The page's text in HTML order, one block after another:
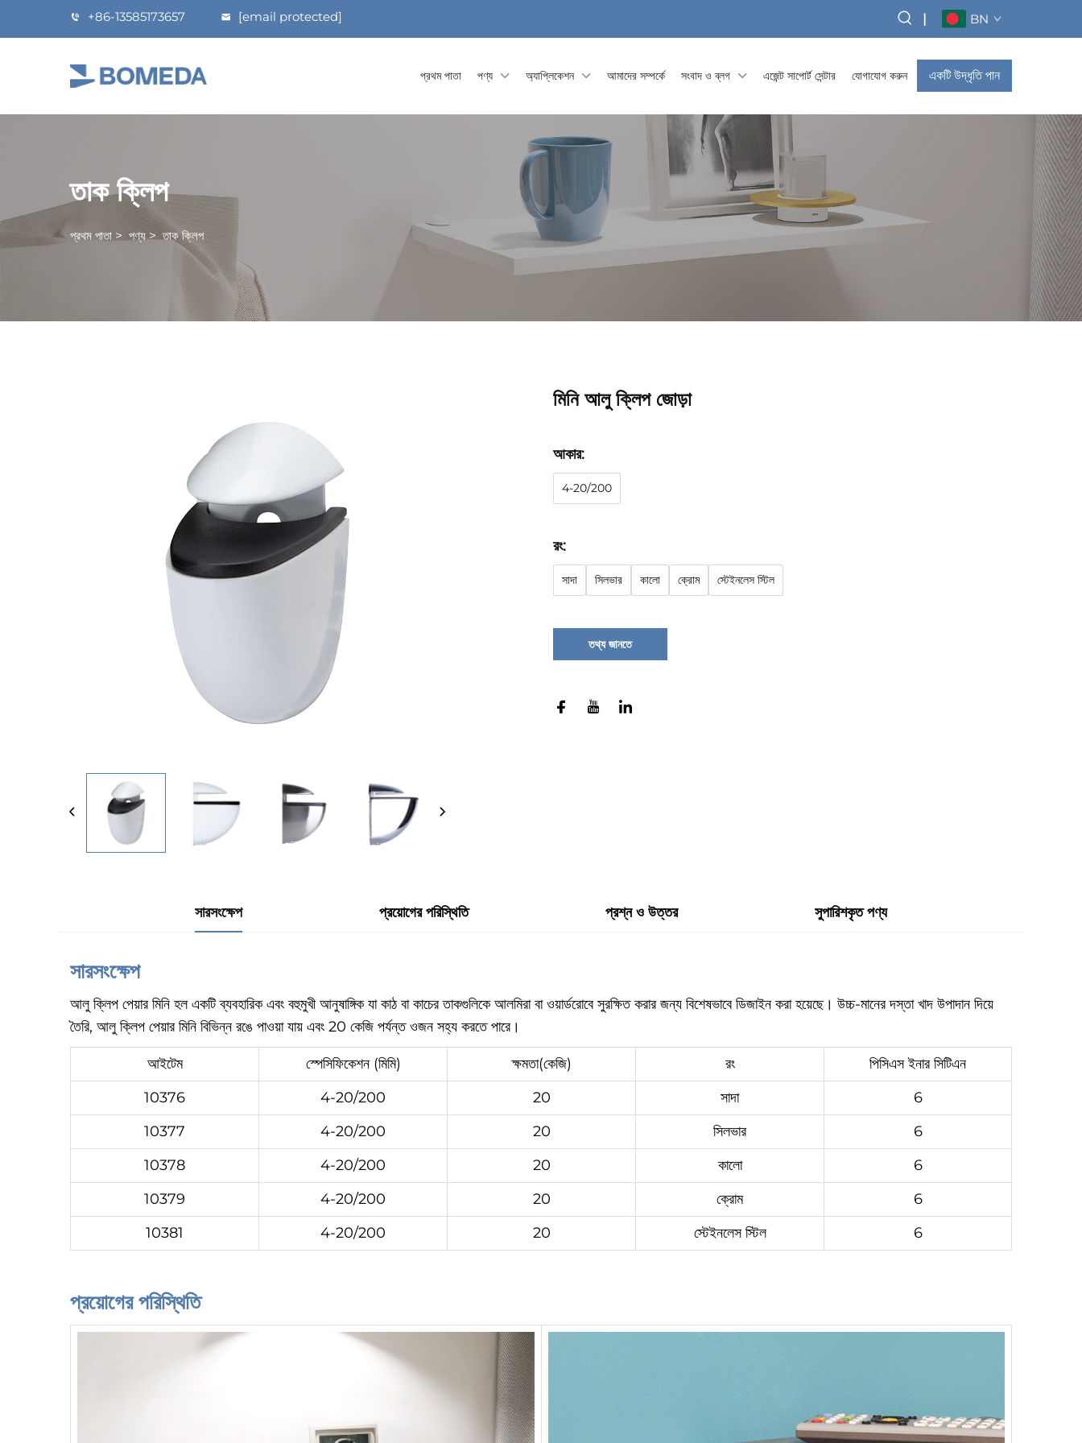
+86-13585173657 [email protected] | BN
প্রথম পাতা পণ্য অ্যাপ্লিকেশন আমাদের সম্পর্কে সংবাদ ও ব্লগ এজেন্ট সাপোর্ট সেন্টার যোগাযোগ করুন একটি উদ্ধৃতি পান
তাক ক্লিপ
প্রথম পাতা > পণ্য>তাক ক্লিপ
মিনি আলু ক্লিপ জোড়া
আকার:
4-20/200
রং:
সাদা সিলভার কালো ক্রোম স্টেইনলেস স্টিল
তথ্য জানতে
সারসংক্ষেপ প্রয়োগের পরিস্থিতি প্রশ্ন ও উত্তর সুপারিশকৃত পণ্য
সারসংক্ষেপ
আলু ক্লিপ পেয়ার মিনি হল একটি ব্যবহারিক এবং বহুমুখী আনুষাঙ্গিক যা কাঠ বা কাচের তাকগুলিকে আলমিরা বা ওয়ার্ডরোবে সুরক্ষিত করার জন্য বিশেষভাবে ডিজাইন করা হয়েছে। উচ্চ-মানের দস্তা খাদ উপাদান দিয়ে
তৈরি, আলু ক্লিপ পেয়ার মিনি বিভিন্ন রঙে পাওয়া যায় এবং 20 কেজি পর্যন্ত ওজন সহ্য করতে পারে।
আইটেম স্পেসিফিকেশন (মিমি) ক্ষমতা(কেজি) রং
পিসিএস ইনার সিটিএন
10376
4-20/200 20 সাদা
6
10377
4-20/200 20 সিলভার
6
10378
4-20/200 20 কালো
6
10379
4-20/200 20 ক্রোম
6
10381
4-20/200 20 স্টেইনলেস স্টিল 6
প্রয়োগের পরিস্থিতি